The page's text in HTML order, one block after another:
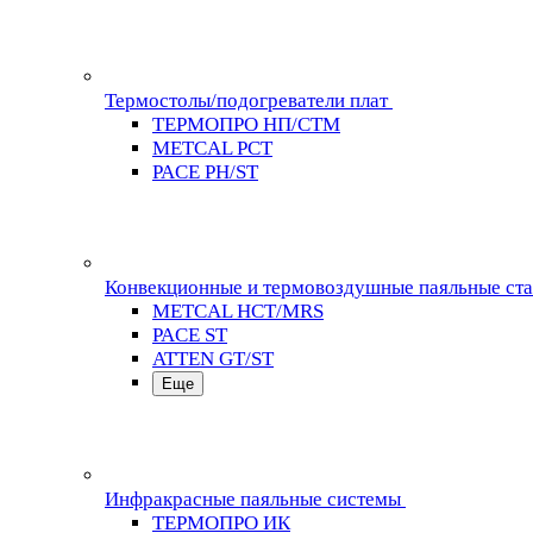
Термостолы/подогреватели плат
ТЕРМОПРО НП/СТМ
METCAL PCT
PACE PH/ST
Конвекционные и термовоздушные паяльные
METCAL HCT/MRS
PACE ST
ATTEN GT/ST
Еще
Инфракрасные паяльные системы
ТЕРМОПРО ИК